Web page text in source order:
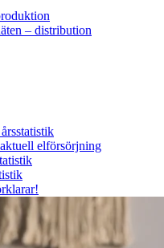
– distribution
elförsörjning